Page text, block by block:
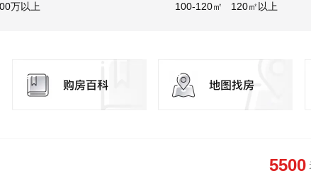
万以上
100-120㎡
120㎡以上
5500